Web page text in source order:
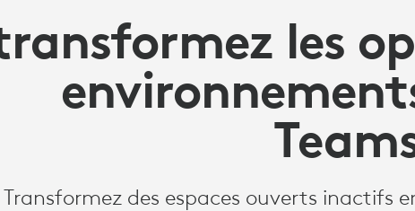
les
Transformez des espaces ouverts inactifs